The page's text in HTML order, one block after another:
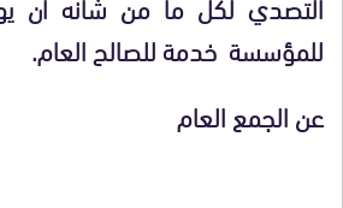
للمؤسسة خدمة للصالح العام.
عن الجمع العام